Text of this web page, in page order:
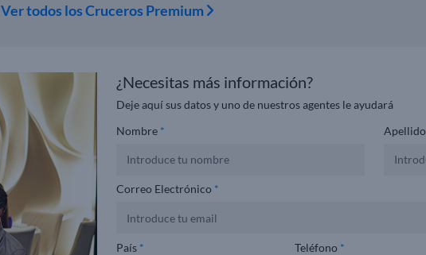
Ver todos los Cruceros Premium
¿Necesitas más información?
Deje aquí sus datos y uno de nuestros agentes le ayudará
Nombre * Apellido
Correo Electrónico *
País * Teléfono *